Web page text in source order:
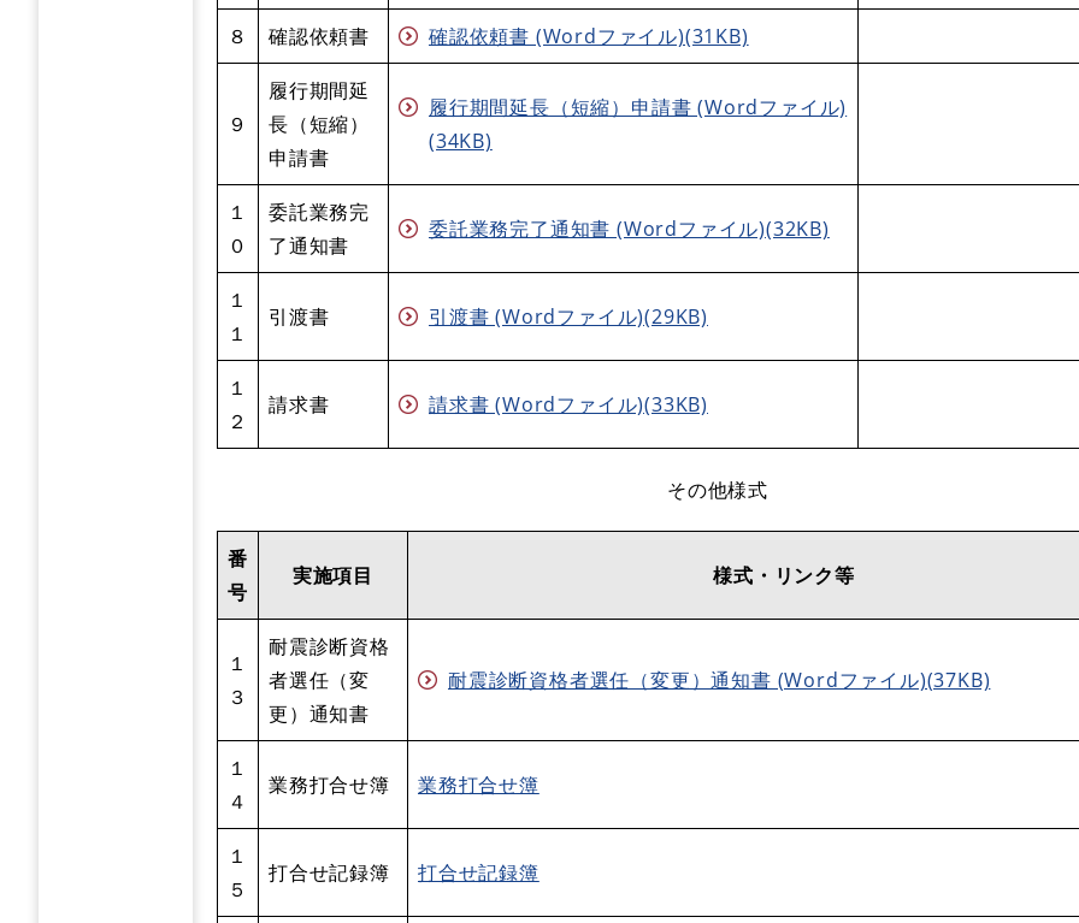
８ 確認依頼書 確認依頼書 (Wordファイル)(31KB)
９
履行期間延
長（短縮）
申請書
履行期間延長（短縮）申請書 (Wordファイル)
(34KB)
１
０
委託業務完
了通知書
委託業務完了通知書 (Wordファイル)(32KB)
１
１
引渡書 引渡書 (Wordファイル)(29KB)
１
２
請求書 請求書 (Wordファイル)(33KB)
その他様式
番
号
実施項目 様式・リンク等
１
３
耐震診断資格
者選任（変
更）通知書
耐震診断資格者選任（変更）通知書 (Wordファイル)(37KB)
１
４
業務打合せ簿 業務打合せ簿
１
５
打合せ記録簿 打合せ記録簿